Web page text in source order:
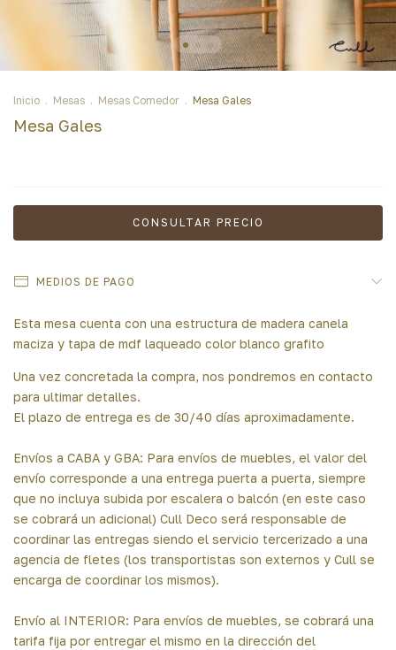
Inicio . Mesas . Mesas Comedor . Mesa Gales
Mesa Gales
MEDIOS DE PAGO
Esta mesa cuenta con una estructura de madera canela
maciza y tapa de mdf laqueado color blanco grafito
Una vez concretada la compra, nos pondremos en contacto
para ultimar detalles.
El plazo de entrega es de 30/40 días aproximadamente.
Envíos a CABA y GBA: Para envíos de muebles, el valor del
envío corresponde a una entrega puerta a puerta, siempre
que no incluya subida por escalera o balcón (en este caso
se cobrará un adicional) Cull Deco será responsable de
coordinar las entregas siendo el servicio tercerizado a una
agencia de fletes (los transportistas son externos y Cull se
encarga de coordinar los mismos).
Envío al INTERIOR: Para envíos de muebles, se cobrará una
tarifa fija por entregar el mismo en la dirección del